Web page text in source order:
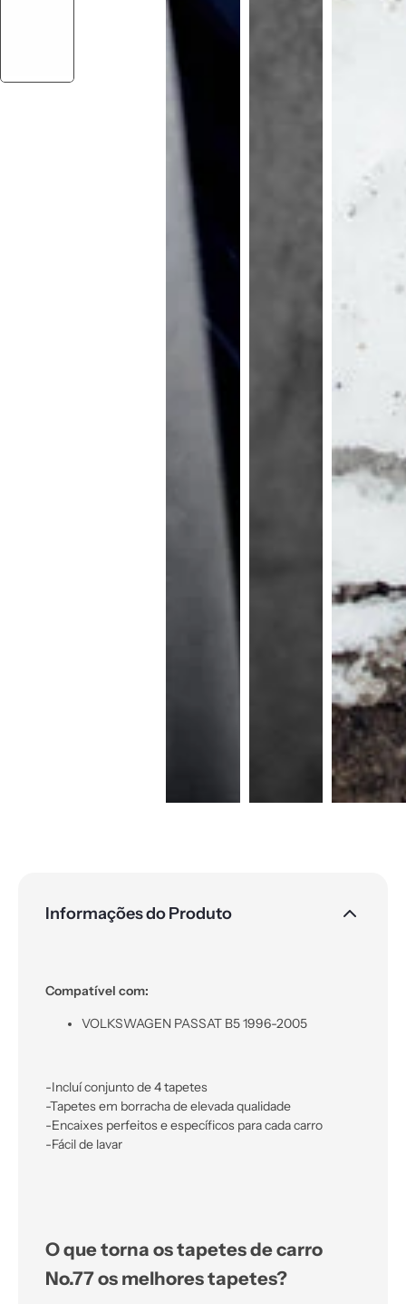
Informações do Produto
Compatível com:
VOLKSWAGEN PASSAT B5 1996-2005
-Incluí conjunto de 4 tapetes
-Tapetes em borracha de elevada qualidade
-Encaixes perfeitos e específicos para cada carro
-Fácil de lavar
O que torna os tapetes de carro
No.77 os melhores tapetes?